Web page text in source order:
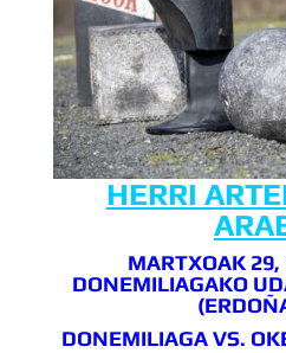
HERRI
MARTXOAK
DONEMILIAGAKO
DONEMILIAGA VS.